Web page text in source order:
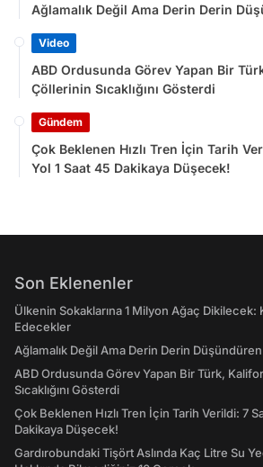
Ağlamalık Değil Ama Derin Derin
Video
ABD Ordusunda Görev Yapan Bir
Çöllerinin Sıcaklığını Gösterdi
Gündem
Çok Beklenen Hızlı Tren İçin Tarih
Yol 1 Saat 45 Dakikaya Düşecek!
Son Eklenenler
Ülkenin Sokaklarına 1 Milyon Ağaç Dikilecek:
Edecekler
Ağlamalık Değil Ama Derin Derin
ABD Ordusunda Görev Yapan Bir Türk,
Sıcaklığını Gösterdi
Çok Beklenen Hızlı Tren İçin Tarih Verildi: 7
Dakikaya Düşecek!
Gardırobundaki Tişört Aslında Kaç Litre Su